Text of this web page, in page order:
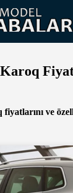
Karoq
fiyatlarını ve